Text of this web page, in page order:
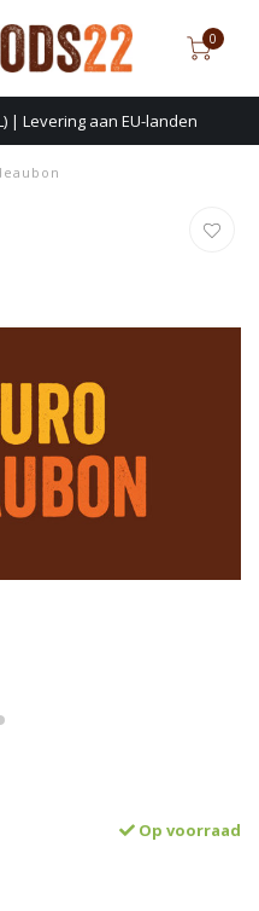
0
| Levering aan EU-landen
Op voorraad